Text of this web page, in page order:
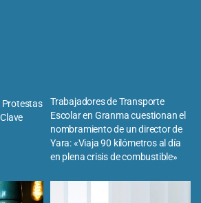
Protestas
Trabajadores de Transporte
Escolar en Granma cuestionan el
nombramiento de un director de
Yara: «Viaja 90 kilómetros al día
en plena crisis de combustible»